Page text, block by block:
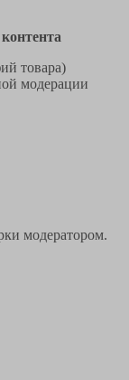
товара)
модерации
модератором.